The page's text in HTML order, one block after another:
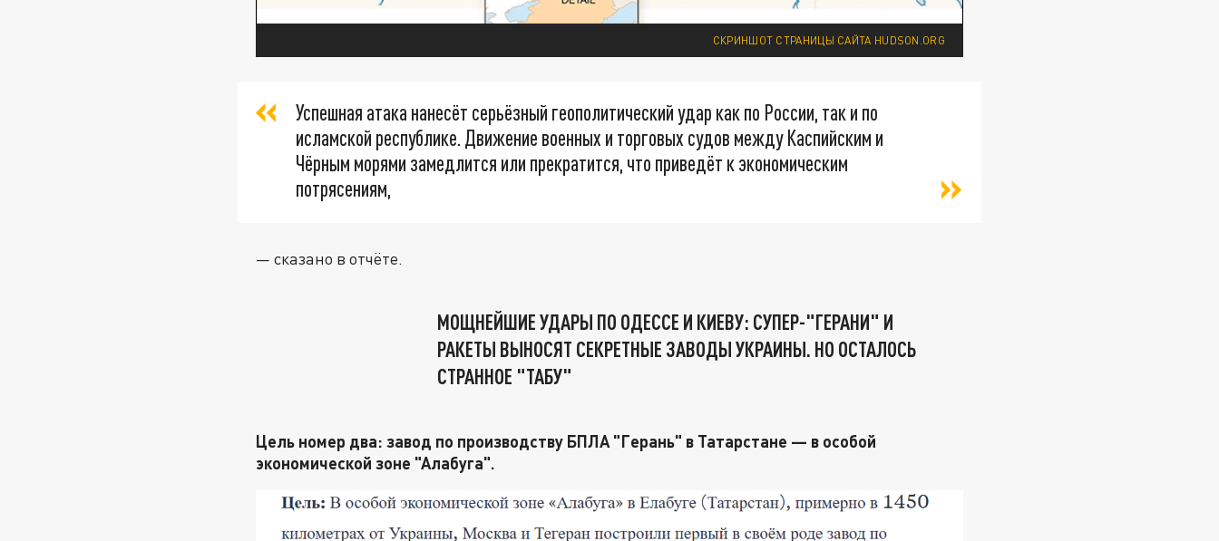
СКРИНШОТ СТРАНИЦЫ САЙТА HUDSON.ORG
Успешная атака нанесёт серьёзный геополитический удар как по России, так и по
исламской республике. Движение военных и торговых судов между Каспийским и
Чёрным морями замедлится или прекратится, что приведёт к экономическим
потрясениям,
— сказано в отчёте.
МОЩНЕЙШИЕ УДАРЫ ПО ОДЕССЕ И КИЕВУ: СУПЕР-"ГЕРАНИ" И
РАКЕТЫ ВЫНОСЯТ СЕКРЕТНЫЕ ЗАВОДЫ УКРАИНЫ. НО ОСТАЛОСЬ
СТРАННОЕ "ТАБУ"
Цель номер два: завод по производству БПЛА "Герань" в Татарстане — в особой
экономической зоне "Алабуга".